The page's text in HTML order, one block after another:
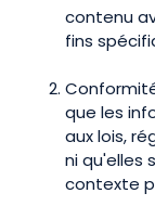
contenu
fins
que les
aux lois,
ni qu'elles
contexte